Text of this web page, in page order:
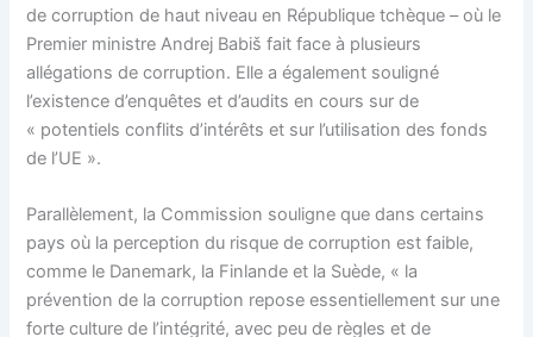
de corruption de haut niveau en République tchèque – où le
Premier ministre Andrej Babiš fait face à plusieurs
allégations de corruption. Elle a également souligné
l’existence d’enquêtes et d’audits en cours sur de
« potentiels conflits d’intérêts et sur l’utilisation des fonds
de l’UE ».
Parallèlement, la Commission souligne que dans certains
pays où la perception du risque de corruption est faible,
comme le Danemark, la Finlande et la Suède, « la
prévention de la corruption repose essentiellement sur une
forte culture de l’intégrité, avec peu de règles et de